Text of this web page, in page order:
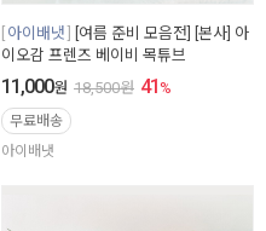
아이배냇
[여름 준비 모음전] [본사] 아
이오감 프렌즈 베이비 목튜브
11,000원 18,500원 41 %
무료배송
아이배냇